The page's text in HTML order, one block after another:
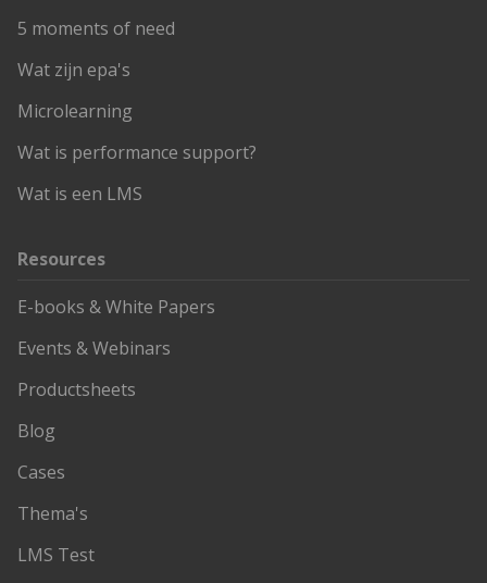
5 moments of need
Wat zijn epa's
Microlearning
Wat is performance support?
Wat is een LMS
Resources
E-books & White Papers
Events & Webinars
Productsheets
Blog
Cases
Thema's
LMS Test